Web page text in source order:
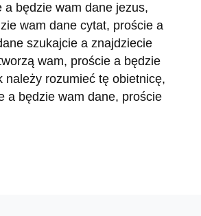
a będzie wam dane jezus,
wam dane cytat, proście a
szukajcie a znajdziecie
wam, proście a będzie
należy rozumieć tę obietnicę,
a będzie wam dane, proście